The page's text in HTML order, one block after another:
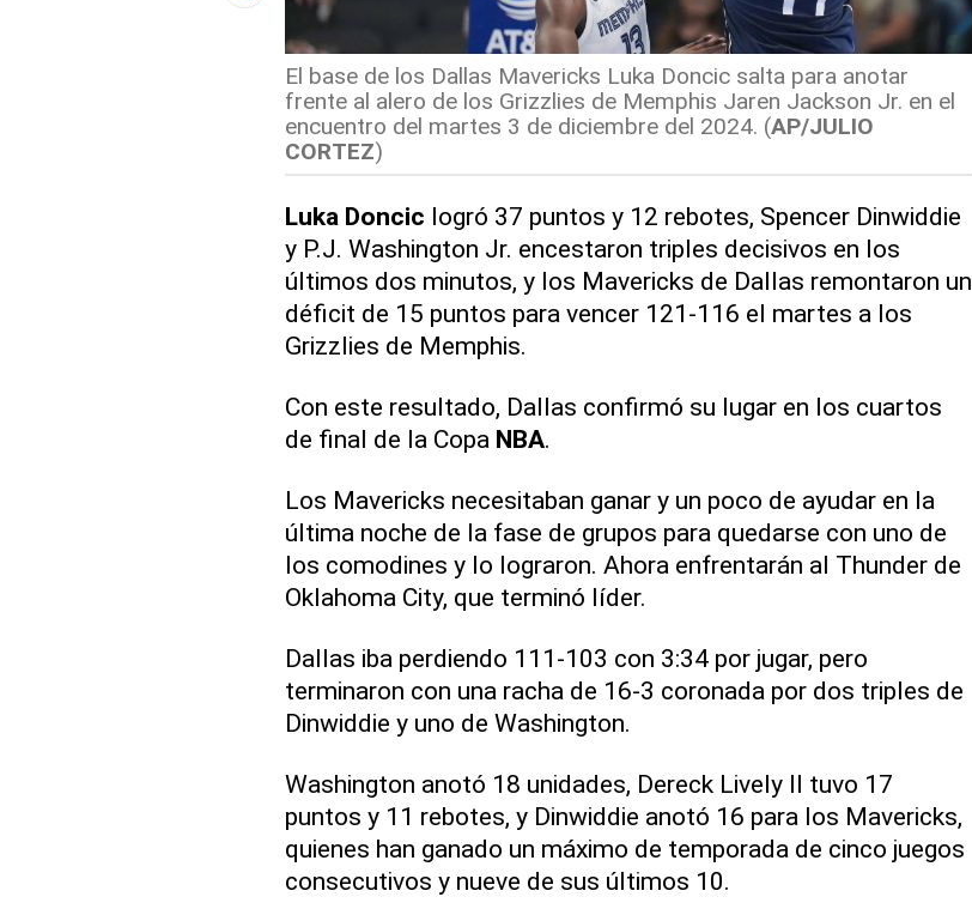
El base de los Dallas Mavericks Luka Doncic salta para anotar
frente al alero de los Grizzlies de Memphis Jaren Jackson Jr. en el
encuentro del martes 3 de diciembre del 2024. (AP/JULIO
CORTEZ)
Luka Doncic logró 37 puntos y 12 rebotes, Spencer Dinwiddie
y P.J. Washington Jr. encestaron triples decisivos en los
últimos dos minutos, y los Mavericks de Dallas remontaron un
déficit de 15 puntos para vencer 121-116 el martes a los
Grizzlies de Memphis.
Con este resultado, Dallas confirmó su lugar en los cuartos
de final de la Copa NBA.
Los Mavericks necesitaban ganar y un poco de ayudar en la
última noche de la fase de grupos para quedarse con uno de
los comodines y lo lograron. Ahora enfrentarán al Thunder de
Oklahoma City, que terminó líder.
Dallas iba perdiendo 111-103 con 3:34 por jugar, pero
terminaron con una racha de 16-3 coronada por dos triples de
Dinwiddie y uno de Washington.
Washington anotó 18 unidades, Dereck Lively II tuvo 17
puntos y 11 rebotes, y Dinwiddie anotó 16 para los Mavericks,
quienes han ganado un máximo de temporada de cinco juegos
consecutivos y nueve de sus últimos 10.